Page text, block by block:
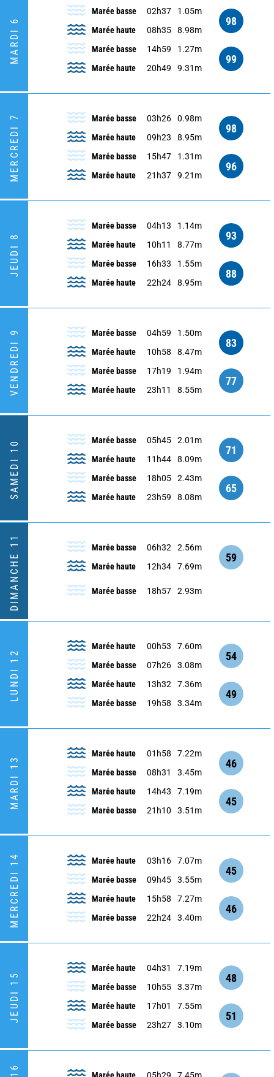
MARDI 6
Marée basse 02h37
1.05m
Marée haute
08h35 8.98m
98
Marée basse 14h59
1.27m
Marée haute
20h49 9.31m
99
MERCREDI 7 Marée basse 03h26
0.98m
Marée haute
09h23 8.95m
98
Marée basse 15h47
1.31m
Marée haute
21h37 9.21m
96
JEUDI 8
Marée basse 04h13
1.14m
Marée haute
10h11 8.77m
93
Marée basse 16h33
1.55m
Marée haute
22h24 8.95m
88
VENDREDI 9 Marée basse 04h59
1.50m
Marée haute
10h58 8.47m
83
Marée basse 17h19
1.94m
Marée haute
23h11 8.55m
77
SAMEDI 10 Marée basse 05h45
2.01m
Marée haute
11h44 8.09m
71
Marée basse 18h05
2.43m
Marée haute
23h59 8.08m
65
DIMANCHE 11 Marée basse 06h32
2.56m
Marée haute
12h34 7.69m
59
Marée basse 18h57 2.93m
LUNDI 12
Marée haute 00h53
7.60m
Marée basse
07h26 3.08m
54
Marée haute 13h32
7.36m
Marée basse
19h58 3.34m
49
MARDI 13
Marée haute 01h58
7.22m
Marée basse
08h31 3.45m
46
Marée haute 14h43
7.19m
Marée basse
21h10 3.51m
45
MERCREDI 14 Marée haute 03h16
7.07m
Marée basse
09h45 3.55m
45
Marée haute 15h58
7.27m
Marée basse
22h24 3.40m
46
JEUDI 15
Marée haute 04h31
7.19m
Marée basse
10h55 3.37m
48
Marée haute 17h01
7.55m
Marée basse
23h27 3.10m
51